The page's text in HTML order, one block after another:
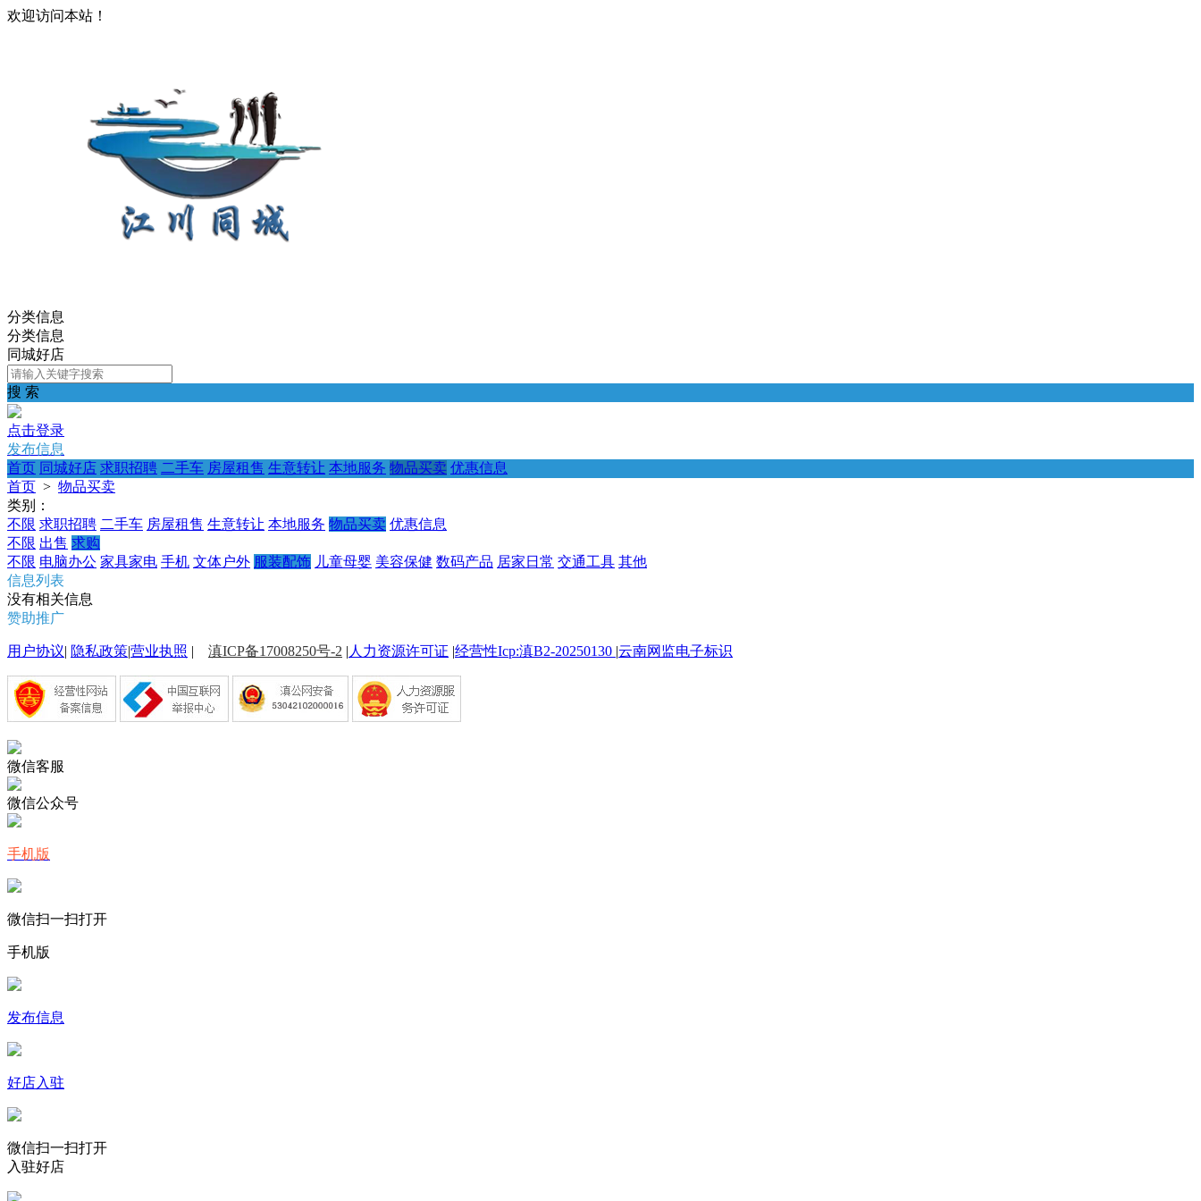
欢迎访问本站！
分类信息
分类信息
同城好店
搜 索
点击登录
发布信息
首页 同城好店 求职招聘 二手车 房屋租售 生意转让 本地服务 物品买卖 优惠信息
首页 > 物品买卖
类别：
不限 求职招聘 二手车 房屋租售 生意转让 本地服务 物品买卖 优惠信息
不限 出售 求购
不限 电脑办公 家具家电 手机 文体户外 服装配饰 儿童母婴 美容保健 数码产品 居家日常 交通工具 其他
信息列表
没有相关信息
赞助推广
用户协议| 隐私政策|营业执照 | 滇ICP备17008250号-2 | 人力资源许可证 |经营性Icp:滇B2-20250130 |云南网监电子标识
微信客服
微信公众号
手机版
微信扫一扫打开
手机版
发布信息
好店入驻
微信扫一扫打开
入驻好店